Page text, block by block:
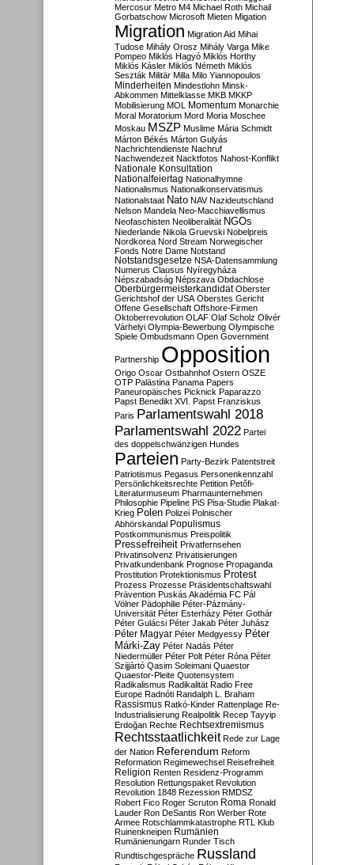
Mercosur Metro M4 Michael Roth Michail
Gorbatschow Microsoft Mieten Migation
Migration Migration Aid Mihai
Tudose Mihály Orosz Mihály Varga Mike
Pompeo Miklós Hagyó Miklós Horthy
Miklós Kásler Miklós Németh Miklós
Seszták Militär Milla Milo Yiannopoulos
Minderheiten Mindestlohn Minsk-
Abkommen Mittelklasse MKB MKKP
Mobilisierung MOL Momentum Monarchie
Moral Moratorium Mord Moria Moschee
Moskau MSZP Muslime Mária Schmidt
Márton Békés Márton Gulyás
Nachrichtendienste Nachruf
Nachwendezeit Nacktfotos Nahost-Konflikt
Nationale Konsultation
Nationalfeiertag Nationalhymne
Nationalismus Nationalkonservatismus
Nationalstaat Nato NAV Nazideutschland
Nelson Mandela Neo-Macchiavellismus
Neofaschisten Neoliberalität NGOs
Niederlande Nikola Gruevski Nobelpreis
Nordkorea Nord Stream Norwegischer
Fonds Notre Dame Notstand
Notstandsgesetze NSA-Datensammlung
Numerus Clausus Nyíregyháza
Népszabadság Népszava Obdachlose
Oberbürgermeisterkandidat Oberster
Gerichtshof der USA Oberstes Gericht
Offene Gesellschaft Offshore-Firmen
Oktoberrevolution OLAF Olaf Scholz Olivér
Várhelyi Olympia-Bewerbung Olympische
Spiele Ombudsmann Open Government
Partnership Opposition
Origo Oscar Ostbahnhof Ostern OSZE
OTP Palästina Panama Papers
Paneuropäisches Picknick Paparazzo
Papst Benedikt XVI. Papst Franziskus
Paris Parlamentswahl 2018
Parlamentswahl 2022 Partei
des doppelschwänzigen Hundes
Parteien Party-Bezirk Patentstreit
Patriotismus Pegasus Personenkennzahl
Persönlichkeitsrechte Petition Petőfi-
Literaturmuseum Pharmaunternehmen
Philosophie Pipeline PiS Pisa-Studie Plakat-
Krieg Polen Polizei Polnischer
Abhörskandal Populismus
Postkommunismus Preispolitik
Pressefreiheit Privatfernsehen
Privatinsolvenz Privatisierungen
Privatkundenbank Prognose Propaganda
Prostitution Protektionismus Protest
Prozess Prozesse Präsidentschaftswahl
Prävention Puskás Akadémia FC Pál
Völner Pädophilie Péter-Pázmány-
Universität Péter Esterházy Péter Gothár
Péter Gulácsi Péter Jakab Péter Juhász
Péter Magyar Péter Medgyessy Péter
Márki-Zay Péter Nadás Péter
Niedermüller Péter Polt Péter Róna Péter
Szijjártó Qasim Soleimani Quaestor
Quaestor-Pleite Quotensystem
Radikalismus Radikalität Radio Free
Europe Radnóti Randalph L. Braham
Rassismus Ratkó-Kinder Rattenplage Re-
Industrialisierung Realpolitik Recep Tayyip
Erdoğan Rechte Rechtsextremismus
Rechtsstaatlichkeit Rede zur Lage
der Nation Referendum Reform
Reformation Regimewechsel Reisefreiheit
Religion Renten Residenz-Programm
Resolution Rettungspaket Revolution
Revolution 1848 Rezession RMDSZ
Robert Fico Roger Scruton Roma Ronald
Lauder Ron DeSantis Ron Werber Rote
Armee Rotschlammkatastrophe RTL Klub
Ruinenkneipen Rumänien
Rumänienungarn Runder Tisch
Rundtischgespräche Russland